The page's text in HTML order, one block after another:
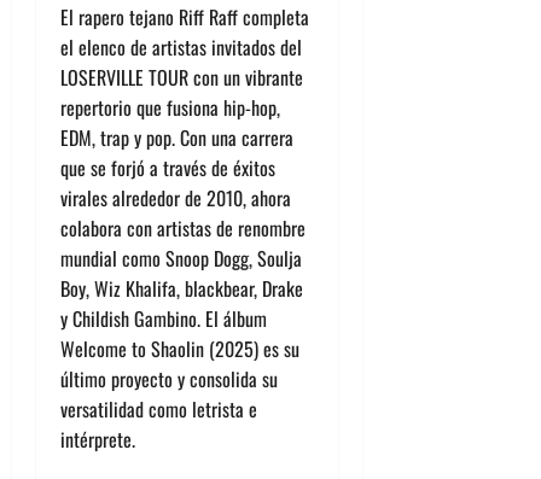
El rapero tejano Riff Raff completa
el elenco de artistas invitados del
LOSERVILLE TOUR con un vibrante
repertorio que fusiona hip-hop,
EDM, trap y pop. Con una carrera
que se forjó a través de éxitos
virales alrededor de 2010, ahora
colabora con artistas de renombre
mundial como Snoop Dogg, Soulja
Boy, Wiz Khalifa, blackbear, Drake
y Childish Gambino. El álbum
Welcome to Shaolin (2025) es su
último proyecto y consolida su
versatilidad como letrista e
intérprete.